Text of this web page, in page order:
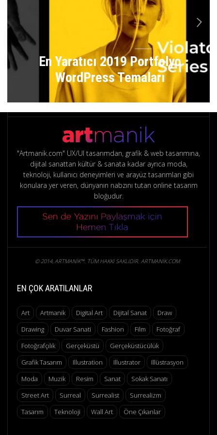
En Yaratıcı 2019 Portfolyo
WordPress Temaları
"Artmanik.com" UX/UI tasarımdan, grafik & web tasarımına,
dijital sanattan kültür & sanata kadar ayrıca moda,
teknoloji, kullanıcı deneyimleri ve arayüz tasarımları gibi
konulara yer veren, dünyanın nabzını tutan online tasarım
bloğudur.
© 2014, ARTMANIK™. TÜM HAKKI SAKLIDIR. ARTMANIK.COM
EN ÇOK ARATILANLAR
Art Artmanik Digital Art Dijital Sanat
Draw
Drawing
Duvar Sanati Fashion Film
Fotoğraf
Fotoğrafçılık
Gerçeküstü
Gerçeküstücülük
Grafik Tasarım
Illustration Illustrator
Illüstrasyon
Moda
Muzik Resim Sanat
Sokak Sanatı
Street Art
Surreal Surrealist
Surrealizm
Tasarım
Teknoloji Wall Art Öne Çıkanlar